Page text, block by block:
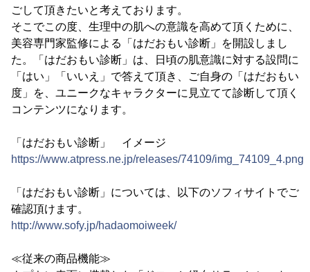
ごして頂きたいと考えております。
そこでこの度、生理中の肌への意識を高めて頂くために、
美容専門家監修による「はだおもい診断」を開設しまし
た。「はだおもい診断」は、日頃の肌意識に対する設問に
「はい」「いいえ」で答えて頂き、ご自身の「はだおもい
度」を、ユニークなキャラクターに見立てて診断して頂く
コンテンツになります。
「はだおもい診断」 イメージ
https://www.atpress.ne.jp/releases/74109/img_74109_4.png
「はだおもい診断」については、以下のソフィサイトでご
確認頂けます。
http://www.sofy.jp/hadaomoiweek/
≪従来の商品機能≫